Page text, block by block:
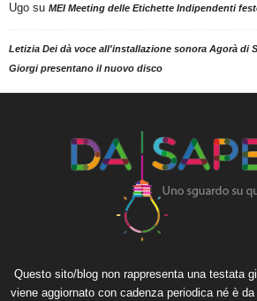
Ugo su MEI Meeting delle Etichette Indipendenti
Letizia Dei dà voce all'installazione sonora Agorà di
Giorgi presentano il nuovo disco
Questo sito/blog non rappresenta una testata
viene aggiornato con cadenza periodica né è